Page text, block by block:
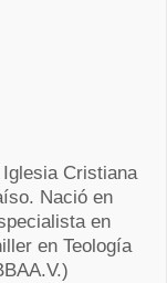
Cristiana
Nació en
en
en Teología